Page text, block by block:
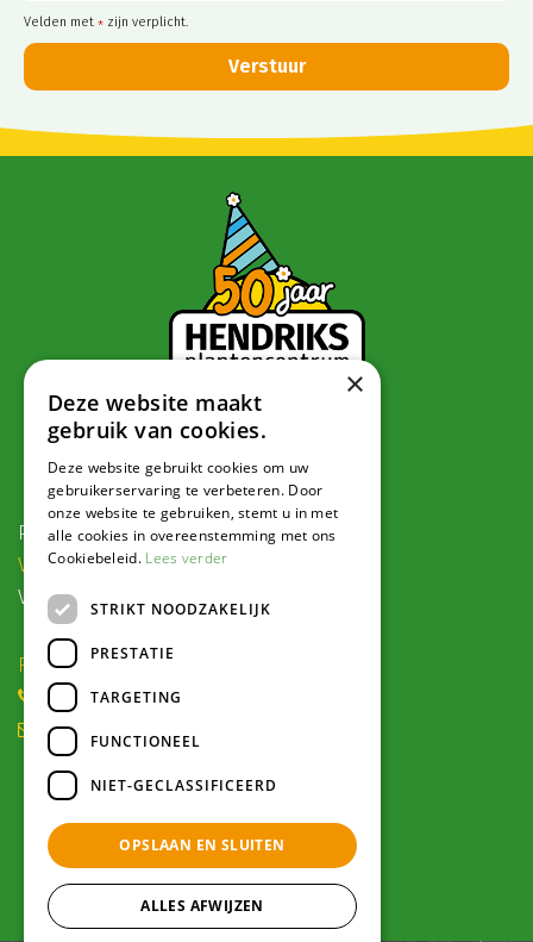
Velden met * zijn verplicht.
Contact
Postadres:
Veldweg 1, 5995 PG Kessel
Voor navigatie:
Roode Eggeweg 6b, Kessel
(0) 77 462 16 30
winkel@hendriksplantencentrum.nl
Openingstijden
Alle openingstijden >
×
Deze website maakt
gebruik van cookies.
Deze website gebruikt cookies om uw
gebruikerservaring te verbeteren. Door
onze website te gebruiken, stemt u in met
alle cookies in overeenstemming met ons
Cookiebeleid. Lees verder
STRIKT NOODZAKELIJK
PRESTATIE
TARGETING
FUNCTIONEEL
NIET-GECLASSIFICEERD
OPSLAAN EN SLUITEN
ALLES AFWIJZEN